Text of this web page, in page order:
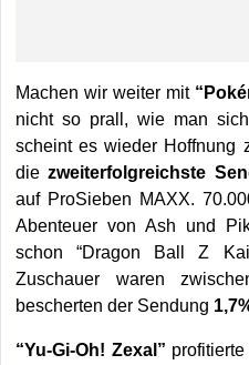
Machen wir weiter mit
nicht so prall, wie man
scheint es wieder Hoffnung
diezweiterfolgreichste
auf ProSieben MAXX.
Abenteuer von Ash und
schon “Dragon Ball Z
Zuschauer waren
bescherten der Sendung
“Yu-Gi-Oh! Zexal”